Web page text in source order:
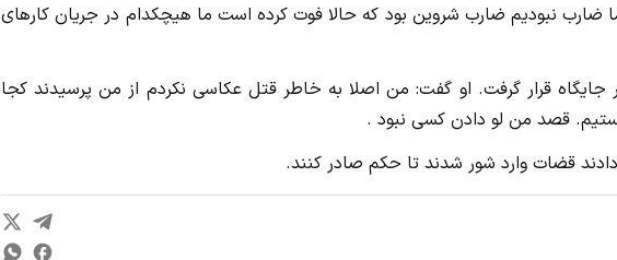
ضارب نبودیم ضارب شروین بود که حالا فوت کرده است ما هیچکدام در جریان کارهای
قرار گرفت. او گفت: من اصلا به خاطر قتل عکاسی نکردم از من پرسیدند کجا
قصد من لو دادن کسی نبود .
دادند قضات وارد شور شدند تا حکم صادر کنند.